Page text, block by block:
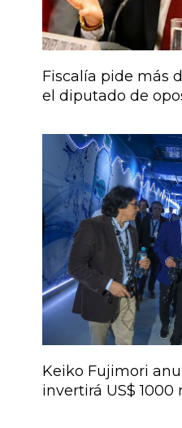
Fiscalía pide más
el diputado de
Keiko Fujimori
invertirá US$